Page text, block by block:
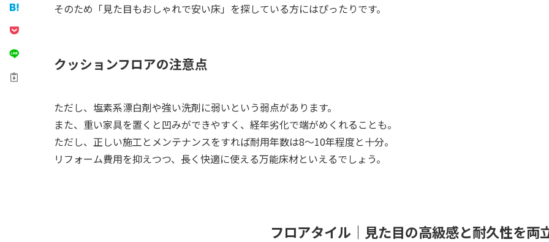
そのため「見た目もおしゃれで安い床」を探している方にはぴったりです。
クッションフロアの注意点
ただし、塩素系漂白剤や強い洗剤に弱いという弱点があります。
また、重い家具を置くと凹みができやすく、経年劣化で端がめくれることも。
ただし、正しい施工とメンテナンスをすれば耐用年数は8〜10年程度と十分。
リフォーム費用を抑えつつ、長く快適に使える万能床材といえるでしょう。
フロアタイル｜見た目の高級感と耐久性を両